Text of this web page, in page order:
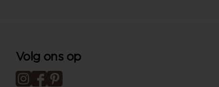
Volg ons op